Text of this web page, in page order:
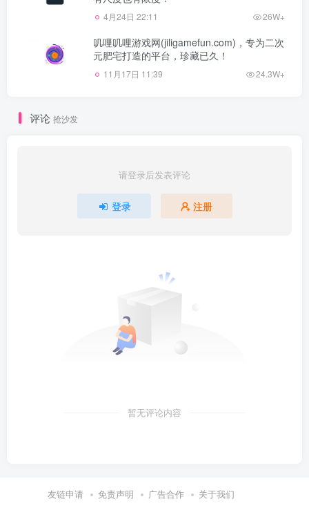
4月24日 22:11 26W+
叽哩叽哩游戏网(jiligamefun.com)，专为二次
元肥宅打造的平台，珍藏已久！
11月17日 11:39 24.3W+
评论 抢沙发
请登录后发表评论
登录 注册
暂无评论内容
友链申请 免责声明 广告合作 关于我们